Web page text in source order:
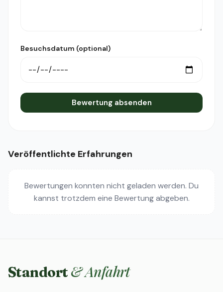
Besuchsdatum (optional)
Bewertung absenden
Veröffentlichte Erfahrungen
Bewertungen konnten nicht geladen werden. Du
kannst trotzdem eine Bewertung abgeben.
Standort & Anfahrt